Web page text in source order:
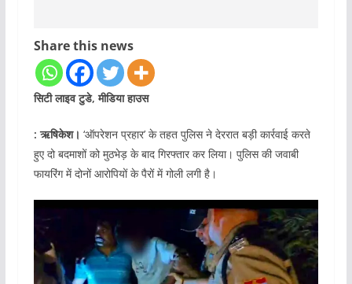
Share this news
सिटी लाइव टुडे, मीडिया हाउस
: ऋषिकेश। ‘ऑपरेशन प्रहार’ के तहत पुलिस ने देररात बड़ी कार्रवाई करते
हुए दो बदमाशों को मुठभेड़ के बाद गिरफ्तार कर लिया। पुलिस की जवाबी
फायरिंग में दोनों आरोपियों के पैरों में गोली लगी है।